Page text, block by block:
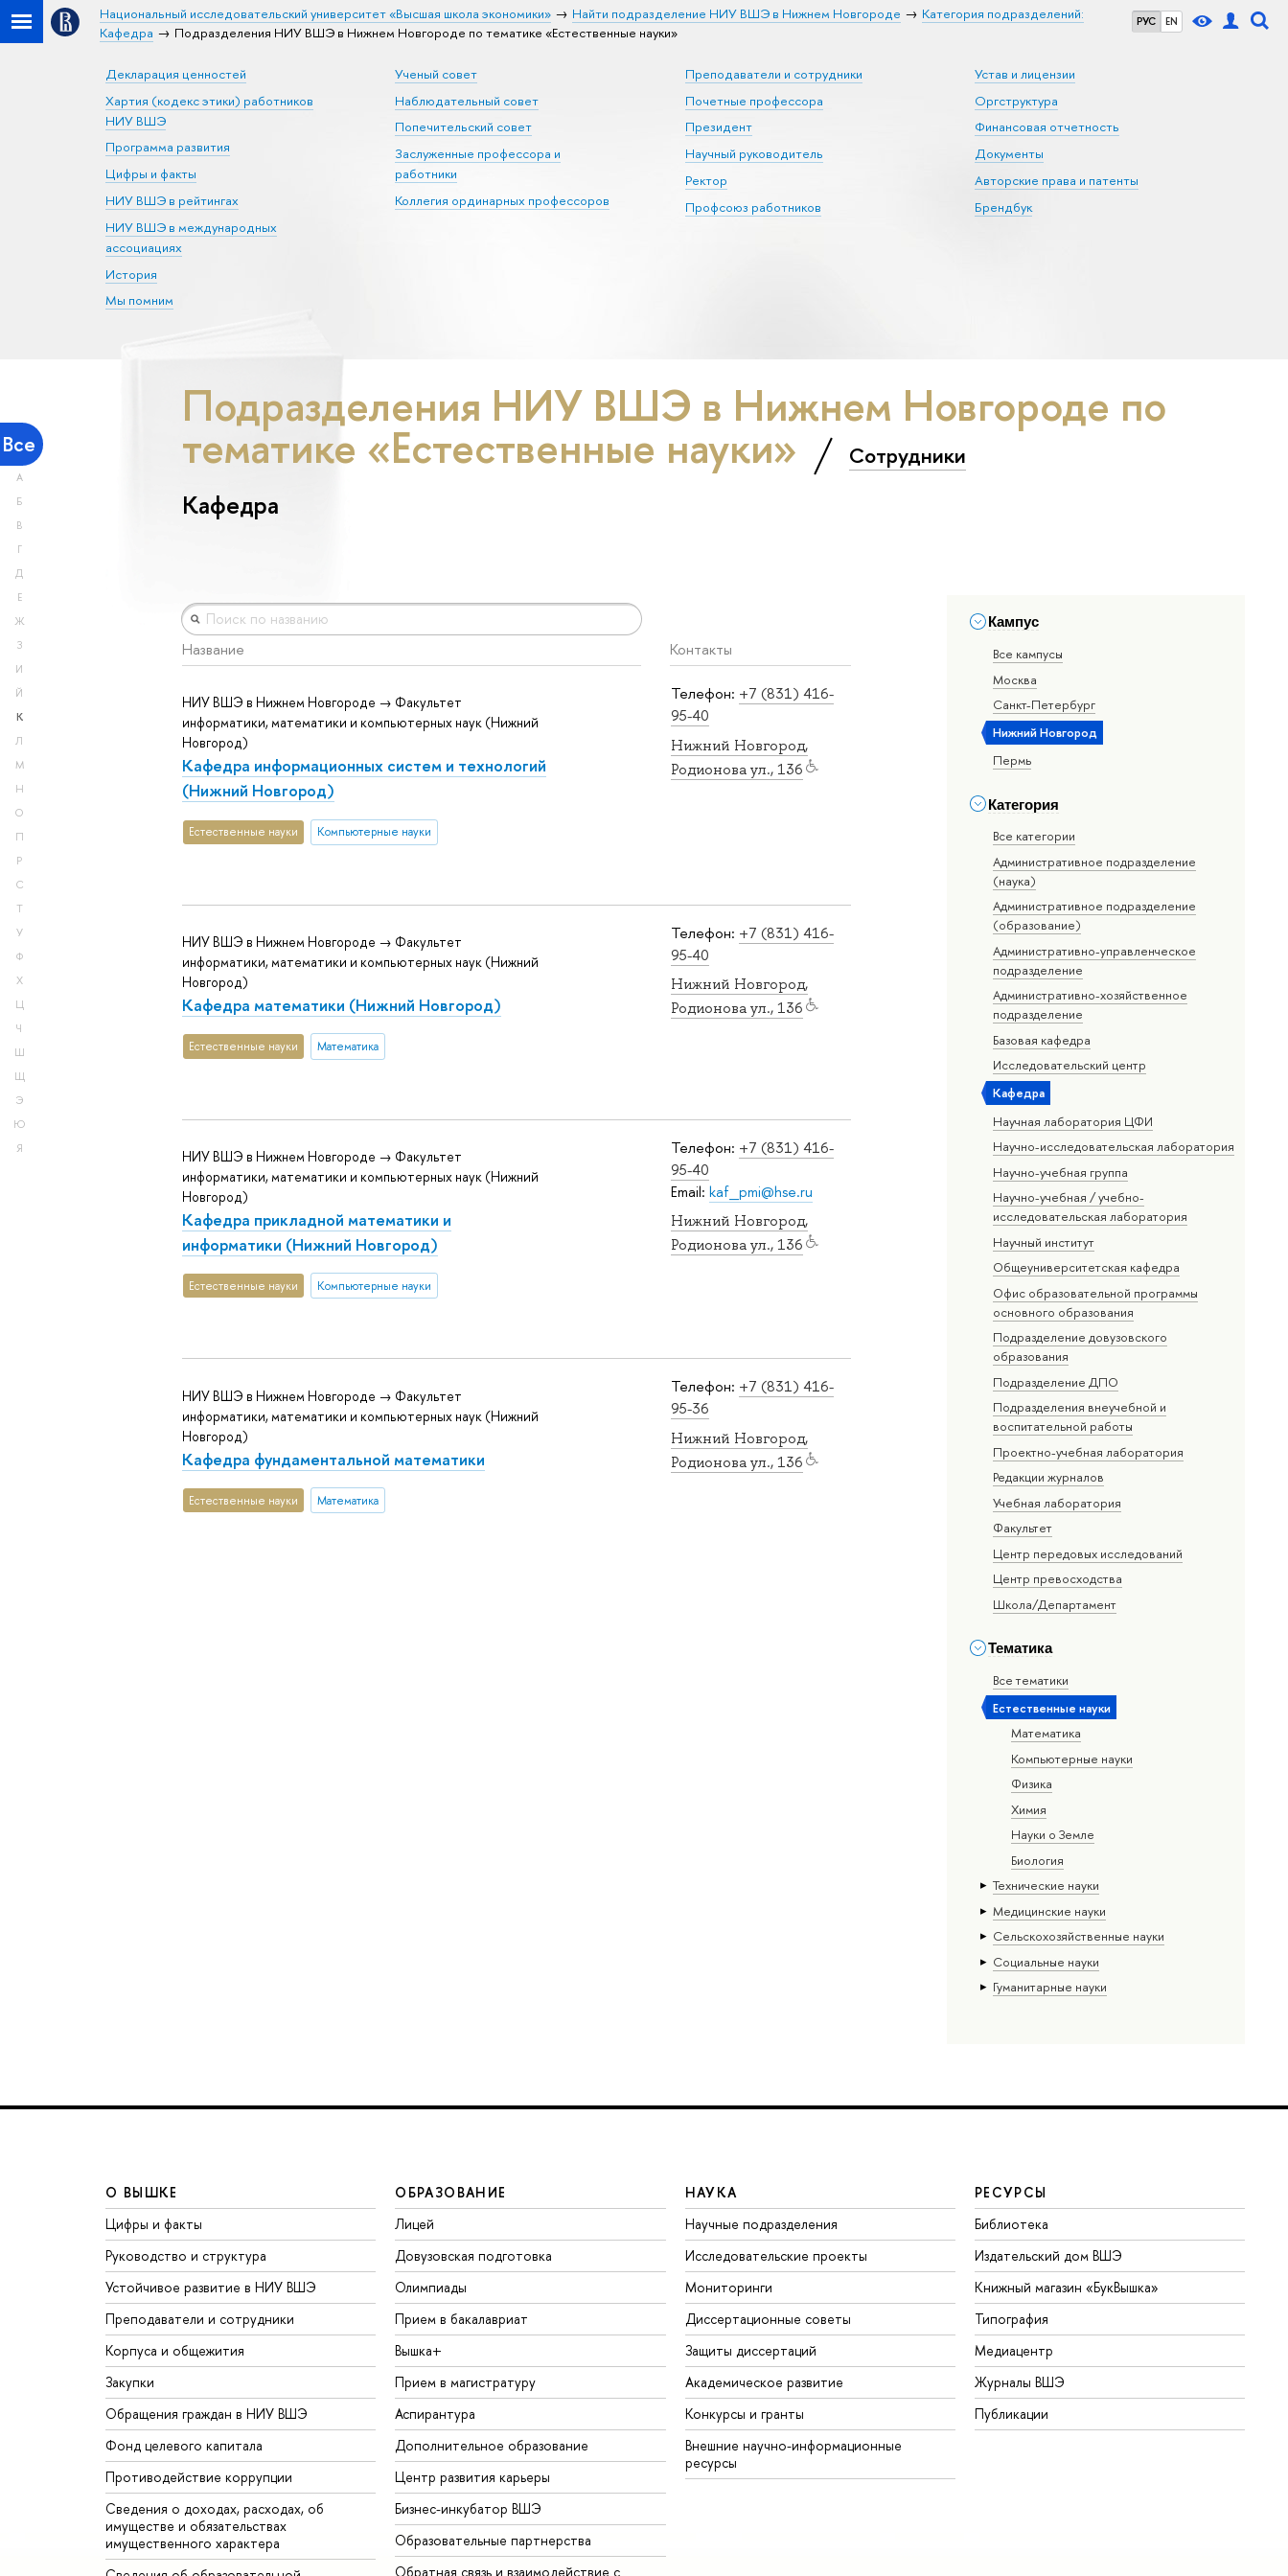
РУС EN
Национальный исследовательский университет «Высшая школа экономики» Найти подразделение НИУ ВШЭ в Нижнем Новгороде
Категория подразделений:
Кафедра
Подразделения НИУ ВШЭ в Нижнем Новгороде по тематике «Естественные науки»
Декларация ценностей
Хартия (кодекс этики) работников
НИУ ВШЭ
Программа развития
Цифры и факты
НИУ ВШЭ в рейтингах
НИУ ВШЭ в международных
ассоциациях
История
Мы помним
Ученый совет
Наблюдательный совет
Попечительский совет
Заслуженные профессора и
работники
Коллегия ординарных профессоров
Преподаватели и сотрудники
Почетные профессора
Президент
Научный руководитель
Ректор
Профсоюз работников
Устав и лицензии
Оргструктура
Финансовая отчетность
Документы
Авторские права и патенты
Брендбук
Все
А
Б
В
Г
Д
Е
Ж
З
И
Й
К
Л
М
Н
О
П
Р
С
Т
У
Ф
Х
Ц
Ч
Ш
Щ
Э
Ю
Я
Подразделения НИУ ВШЭ в Нижнем Новгороде по
тематике «Естественные науки» Сотрудники
Кафедра
Кампус
Все кампусы
Москва
Санкт-Петербург
Нижний Новгород
Пермь
Категория
Все категории
Административное подразделение
(наука)
Административное подразделение
(образование)
Административно-управленческое
подразделение
Административно-хозяйственное
подразделение
Базовая кафедра
Исследовательский центр
Кафедра
Научная лаборатория ЦФИ
Научно-исследовательская лаборатория
Научно-учебная группа
Научно-учебная / учебно-
исследовательская лаборатория
Научный институт
Общеуниверситетская кафедра
Офис образовательной программы
основного образования
Подразделение довузовского
образования
Подразделение ДПО
Подразделения внеучебной и
воспитательной работы
Проектно-учебная лаборатория
Редакции журналов
Учебная лаборатория
Факультет
Центр передовых исследований
Центр превосходства
Школа/Департамент
Тематика
Все тематики
Естественные науки
Математика
Компьютерные науки
Физика
Химия
Науки о Земле
Биология
Тех­ничес­кие науки
Медицинские науки
Сельскохозяйственные науки
Социальные науки
Гуманитарные науки
Название Контакты
Телефон: +7 (831) 416-
95-40
Нижний Новгород,
Родионова ул., 136
НИУ ВШЭ в Нижнем Новгороде → Факультет
информатики, математики и компьютерных наук (Нижний
Новгород)
Кафедра информационных систем и технологий
(Нижний Новгород)
Естественные науки Компьютерные науки
Телефон: +7 (831) 416-
95-40
Нижний Новгород,
Родионова ул., 136
НИУ ВШЭ в Нижнем Новгороде → Факультет
информатики, математики и компьютерных наук (Нижний
Новгород)
Кафедра математики (Нижний Новгород)
Естественные науки Математика
Телефон: +7 (831) 416-
95-40
Email: kaf_pmi@hse.ru
Нижний Новгород,
Родионова ул., 136
НИУ ВШЭ в Нижнем Новгороде → Факультет
информатики, математики и компьютерных наук (Нижний
Новгород)
Кафедра прикладной математики и
информатики (Нижний Новгород)
Естественные науки Компьютерные науки
Телефон: +7 (831) 416-
95-36
Нижний Новгород,
Родионова ул., 136
НИУ ВШЭ в Нижнем Новгороде → Факультет
информатики, математики и компьютерных наук (Нижний
Новгород)
Кафедра фундаментальной математики
Естественные науки Математика
О ВЫШКЕ
Цифры и факты
Руководство и структура
Устойчивое развитие в НИУ ВШЭ
Преподаватели и сотрудники
Корпуса и общежития
Закупки
Обращения граждан в НИУ ВШЭ
Фонд целевого капитала
Противодействие коррупции
Сведения о доходах, расходах, об
имуществе и обязательствах
имущественного характера
ОБРАЗОВАНИЕ
Лицей
Довузовская подготовка
Олимпиады
Прием в бакалавриат
Вышка+
Прием в магистратуру
Аспирантура
Дополнительное образование
Центр развития карьеры
Бизнес-инкубатор ВШЭ
Образовательные партнерства
Обратная связь и взаимодействие с
НАУКА
Научные подразделения
Исследовательские проекты
Мониторинги
Диссертационные советы
Защиты диссертаций
Академическое развитие
Конкурсы и гранты
Внешние научно-информационные
ресурсы
РЕСУРСЫ
Библиотека
Издательский дом ВШЭ
Книжный магазин «БукВышка»
Типография
Медиацентр
Журналы ВШЭ
Публикации